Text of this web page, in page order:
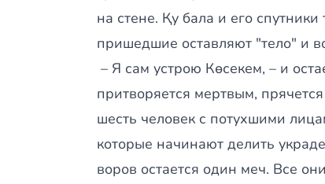
на стене. Қу бала и его
пришедшие оставляют "тело" и
– Я сам устрою Көсекем, – и
притворяется мертвым,
шесть человек с потухшими
которые начинают делить
воров остается один меч. Все